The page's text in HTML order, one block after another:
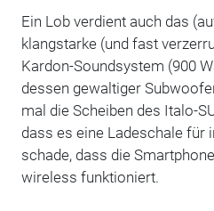
Ein Lob verdient auch das
klangstarke (und fast
Kardon-Soundsystem (900
dessen gewaltiger
mal die Scheiben des Italo-
dass es eine Ladeschale für
schade, dass die
wireless funktioniert.